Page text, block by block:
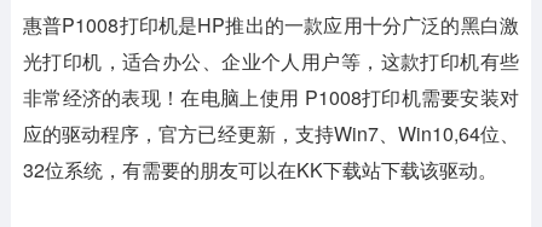
安卓其它
惠普P1008打印机是HP推出的一款应用十分广泛的黑白激
光打印机，适合办公、企业个人用户等，这款打印机有些
非常经济的表现！在电脑上使用 P1008打印机需要安装对
应的驱动程序，官方已经更新，支持Win7、Win10,64位、
32位系统，有需要的朋友可以在KK下载站下载该驱动。